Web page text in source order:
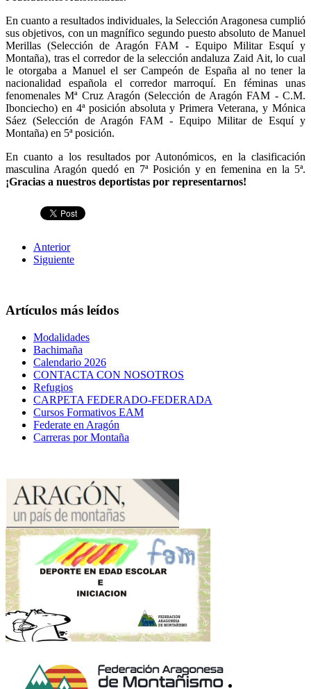
En cuanto a resultados individuales, la Selección Aragonesa cumplió
sus objetivos, con un magnífico segundo puesto absoluto de Manuel
Merillas (Selección de Aragón FAM - Equipo Militar Esquí y
Montaña), tras el corredor de la selección andaluza Zaid Ait, lo cual
le otorgaba a Manuel el ser Campeón de España al no tener la
nacionalidad española el corredor marroquí. En féminas unas
fenomenales Mª Cruz Aragón (Selección de Aragón FAM - C.M.
Ibonciecho) en 4ª posición absoluta y Primera Veterana, y Mónica
Sáez (Selección de Aragón FAM - Equipo Militar de Esquí y
Montaña) en 5ª posición.
En cuanto a los resultados por Autonómicos, en la clasificación
masculina Aragón quedó en 7ª Posición y en femenina en la 5ª.
¡Gracias a nuestros deportistas por representarnos!
Anterior
Siguiente
Artículos más leídos
Modalidades
Bachimaña
Calendario 2026
CONTACTA CON NOSOTROS
Refugios
CARPETA FEDERADO-FEDERADA
Cursos Formativos EAM
Federate en Aragón
Carreras por Montaña